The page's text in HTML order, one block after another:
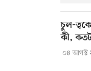
চুল-
কী,
০৪ আগস্ট